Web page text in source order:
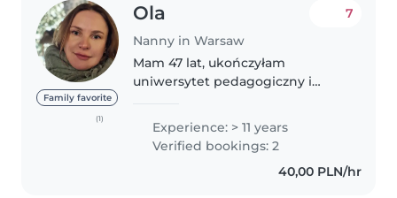
Family favorite
(1)
Ola
Nanny in Warsaw
7
Mam 47 lat, ukończyłam
uniwersytet pedagogiczny i
trojga dorosłych dzieci. Cechuje
mnie pozytywne nastawienie,
Experience: > 11 years
Verified bookings: 2
40,00 PLN/hr